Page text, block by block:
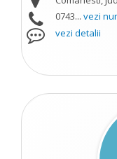
0743... vezi
vezi detalii